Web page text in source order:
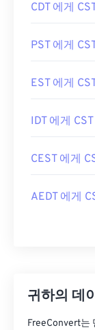
CDT 에게
PST 에게
EST 에게
IDT 에게 CST
CEST 에게
AEDT 에게
귀하의 데
FreeConvert는